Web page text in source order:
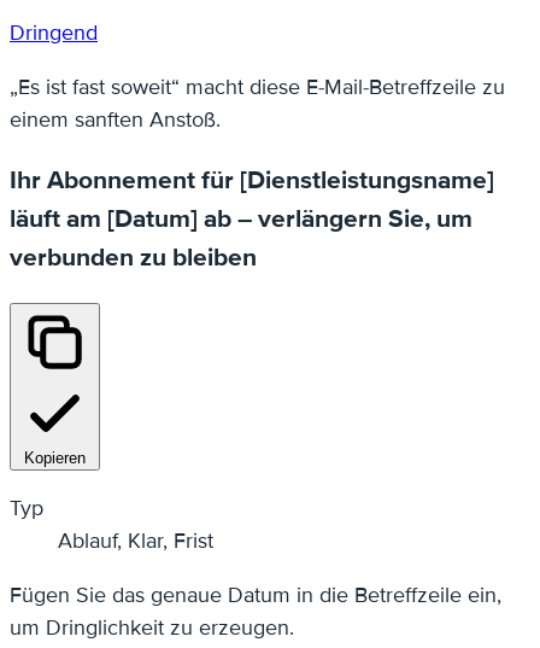
Dringend
„Es ist fast soweit“ macht diese E-Mail-Betreffzeile zu
einem sanften Anstoß.
Ihr Abonnement für [Dienstleistungsname]
läuft am [Datum] ab – verlängern Sie, um
verbunden zu bleiben
Kopieren
Typ
Ablauf, Klar, Frist
Fügen Sie das genaue Datum in die Betreffzeile ein,
um Dringlichkeit zu erzeugen.